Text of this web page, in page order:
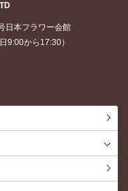
日本フラワー会館
9:00から17:30）